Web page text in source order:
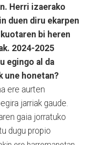
Herri izaerako
duen diru ekarpen
bi heren
2024-2025
egingo al da
une honetan?
ere aurten
jarriak gaude.
gaia jorratuko
dugu propio